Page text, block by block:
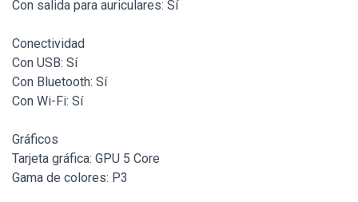
Con salida para auriculares: Sí
Conectividad
Con USB: Sí
Con Bluetooth: Sí
Con Wi-Fi: Sí
Gráficos
Tarjeta gráfica: GPU 5 Core
Gama de colores: P3